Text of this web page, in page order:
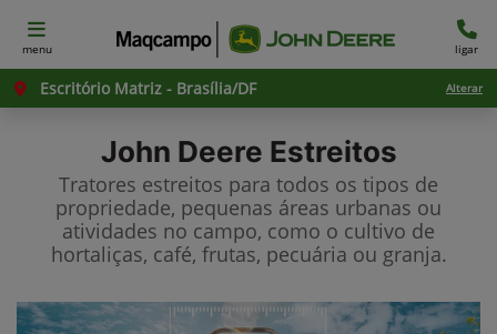
menu ligar
Escritório Matriz - Brasília/DF Alterar
John Deere Estreitos
Tratores estreitos para todos os tipos de
propriedade, pequenas áreas urbanas ou
atividades no campo, como o cultivo de
hortaliças, café, frutas, pecuária ou granja.